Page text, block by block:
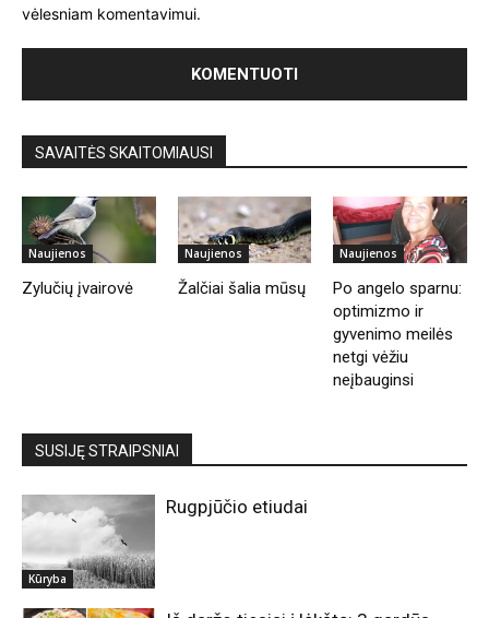
vėlesniam komentavimui.
SAVAITĖS SKAITOMIAUSI
Naujienos
Zylučių įvairovė
Naujienos
Žalčiai šalia mūsų
Naujienos
Po angelo sparnu:
optimizmo ir
gyvenimo meilės
netgi vėžiu
neįbauginsi
SUSIJĘ STRAIPSNIAI
Kūryba
Rugpjūčio etiudai